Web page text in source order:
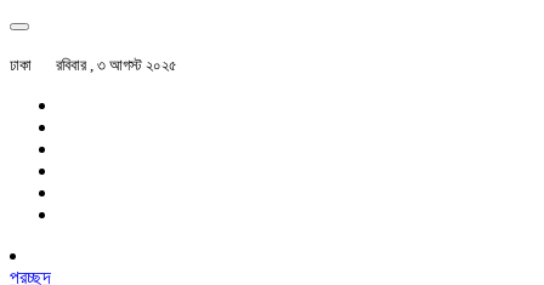
ঢাকা রবিবার , ৩ আগস্ট ২০২৫
প্রচ্ছদ